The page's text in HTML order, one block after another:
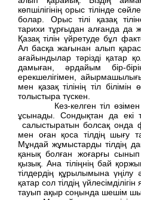
көпшілігінің орыс тілінде
болар. Орыс тілі қазақ
тарихи тұрғыдан алғанда да
Қазақ тілін үйретуде бұл
Ал басқа жағынан алып
ағайындылар тәрізді қатар
дамыған, әрдайым бір-
ерекшелігімен,
мен қазақ тілінің тіл
толыстыра түскен.
Кез-келген тіл өзімен
ұсынады. Сондықтан да екі
салыстыратын болсақ онда
мен оған қоса тілдің шығу
Мұндай жұмыстарды тілдің
қанық болған жоғарғы
қызық. Ана тіліңнің бай
тілдердің құрылымына
қатар сол тілдің
тауып ақыр соңында шешім